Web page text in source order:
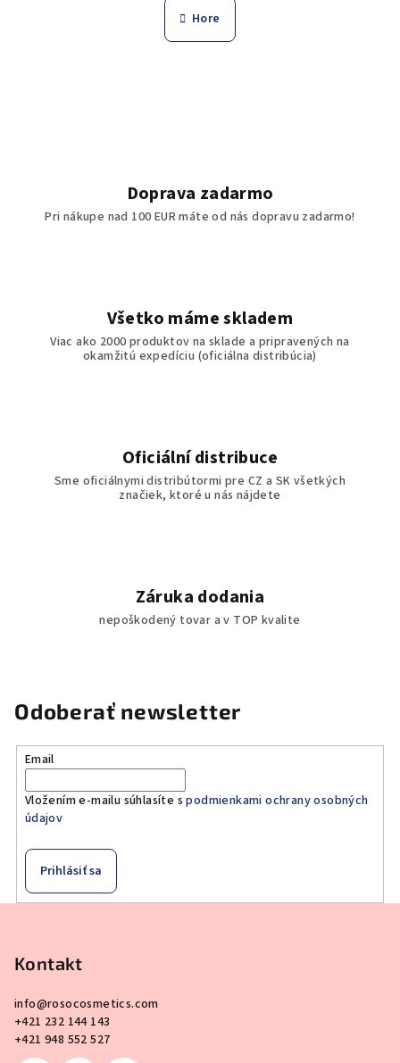
l
á
v
k
i
s
u
n
k
o
Hore
Doprava zadarmo
Pri nákupe nad 100 EUR máte od nás dopravu zadarmo!
Všetko máme skladem
Viac ako 2000 produktov na sklade a pripravených na
okamžitú expedíciu (oficiálna distribúcia)
Oficiální distribuce
Sme oficiálnymi distribútormi pre CZ a SK všetkých
značiek, ktoré u nás nájdete
Záruka dodania
nepoškodený tovar a v TOP kvalite
Odoberať newsletter
Email
Vložením e-mailu súhlasíte spodmienkami ochrany osobných
údajov
Prihlásiť sa
Kontakt
info@rosocosmetics.com
+421 232 144 143
+421 948 552 527